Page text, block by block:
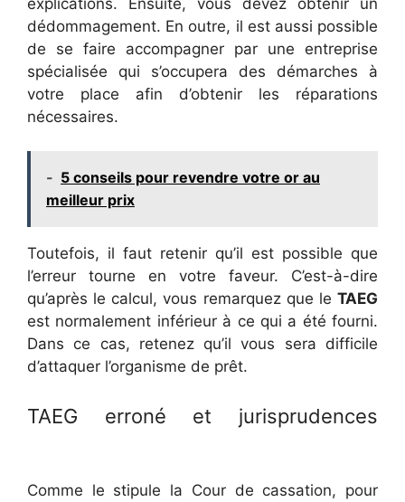
dédommagement. En outre, il est aussi possible
de se faire accompagner par une entreprise
spécialisée qui s’occupera des démarches à
votre place afin d’obtenir les réparations
nécessaires.
- 5 conseils pour revendre votre or au
meilleur prix
Toutefois, il faut retenir qu’il est possible que
l’erreur tourne en votre faveur. C’est-à-dire
qu’après le calcul, vous remarquez que le TAEG
est normalement inférieur à ce qui a été fourni.
Dans ce cas, retenez qu’il vous sera difficile
d’attaquer l’organisme de prêt.
TAEG erroné et jurisprudences
Comme le stipule la Cour de cassation, pour